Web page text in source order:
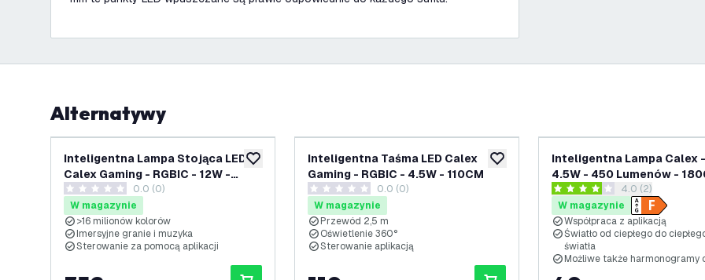
Alternatywy
dodaj do listy życzeń
Inteligentna Lampa Stojąca LED
Calex Gaming - RGBIC - 12W -
140CM
0 Gwiazdki oceny0.0 (0)
W magazynie
>16 milionów kolorów
Imersyjne granie i muzyka
Sterowanie za pomocą aplikacji
dodaj do listy życzeń
Inteligentna Taśma LED Calex
Gaming - RGBIC - 4.5W - 110CM
0 Gwiazdki oceny0.0 (0)
W magazynie
Przewód 2,5 m
Oświetlenie 360°
Sterowanie aplikacją
Inteligentna Lampa Calex
4.5W - 450 Lumenów -
3000K
otwórz panel
4 Gwiazdki oceny4.0 (2)
W magazynie
Współpraca z aplikacją
Światło od ciepłego do
światła
Możliwe także harmonogramy